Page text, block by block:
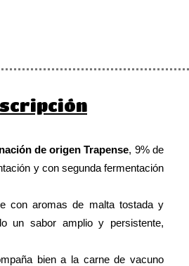
de origen Trapense, 9% de
y con segunda fermentación
con aromas de malta tostada y
un sabor amplio y persistente,
bien a la carne de vacuno